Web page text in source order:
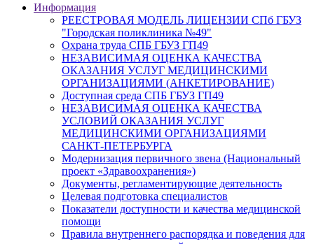
Информация
РЕЕСТРОВАЯ МОДЕЛЬ ЛИЦЕНЗИИ СПб ГБУЗ
"Городская поликлиника №49"
Охрана труда СПБ ГБУЗ ГП49
НЕЗАВИСИМАЯ ОЦЕНКА КАЧЕСТВА
ОКАЗАНИЯ УСЛУГ МЕДИЦИНСКИМИ
ОРГАНИЗАЦИЯМИ (АНКЕТИРОВАНИЕ)
Доступная среда СПБ ГБУЗ ГП49
НЕЗАВИСИМАЯ ОЦЕНКА КАЧЕСТВА
УСЛОВИЙ ОКАЗАНИЯ УСЛУГ
МЕДИЦИНСКИМИ ОРГАНИЗАЦИЯМИ
САНКТ-ПЕТЕРБУРГА
Модернизация первичного звена (Национальный
проект «Здравоохранения»)
Документы, регламентирующие деятельность
Целевая подготовка специалистов
Показатели доступности и качества медицинской
помощи
Правила внутреннего распорядка и поведения для